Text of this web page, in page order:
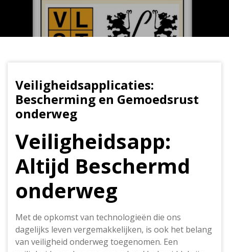
Veiligheidsapplicaties:
Bescherming en Gemoedsrust
onderweg
Veiligheidsapp:
Altijd Beschermd
onderweg
Met de opkomst van technologieën die ons
dagelijks leven vergemakkelijken, is ook het belang
van veiligheid onderweg toegenomen. Een